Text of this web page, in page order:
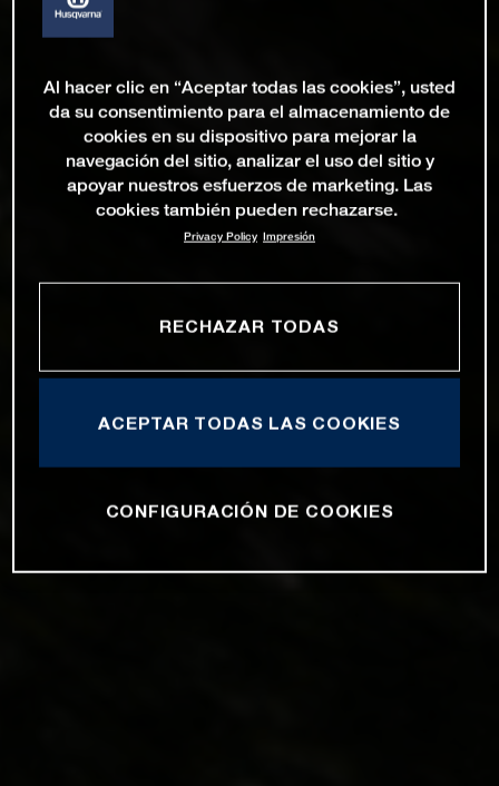
Al hacer clic en “Aceptar todas las cookies”, usted
da su consentimiento para el almacenamiento de
cookies en su dispositivo para mejorar la
navegación del sitio, analizar el uso del sitio y
apoyar nuestros esfuerzos de marketing. Las
cookies también pueden rechazarse.
Privacy Policy Impresión
RECHAZAR TODAS
ACEPTAR TODAS LAS COOKIES
CONFIGURACIÓN DE COOKIES